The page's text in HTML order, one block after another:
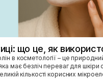
що це, як
має безліч переваг для шкіри
кількості корисних